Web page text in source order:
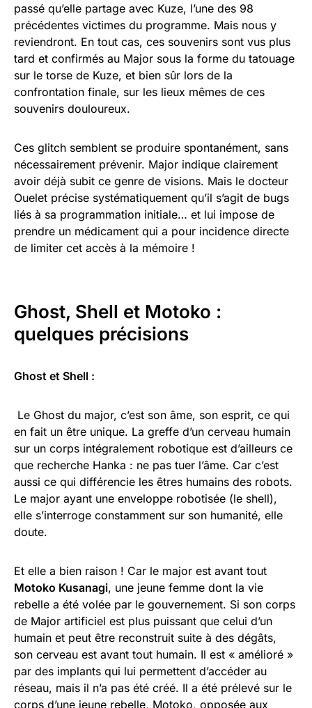
passé qu’elle partage avec Kuze, l’une des 98
précédentes victimes du programme. Mais nous y
reviendront. En tout cas, ces souvenirs sont vus plus
tard et confirmés au Major sous la forme du tatouage
sur le torse de Kuze, et bien sûr lors de la
confrontation finale, sur les lieux mêmes de ces
souvenirs douloureux.
Ces glitch semblent se produire spontanément, sans
nécessairement prévenir. Major indique clairement
avoir déjà subit ce genre de visions. Mais le docteur
Ouelet précise systématiquement qu’il s’agit de bugs
liés à sa programmation initiale… et lui impose de
prendre un médicament qui a pour incidence directe
de limiter cet accès à la mémoire !
Ghost, Shell et Motoko :
quelques précisions
Ghost et Shell :
Le Ghost du major, c’est son âme, son esprit, ce qui
en fait un être unique. La greffe d’un cerveau humain
sur un corps intégralement robotique est d’ailleurs ce
que recherche Hanka : ne pas tuer l’âme. Car c’est
aussi ce qui différencie les êtres humains des robots.
Le major ayant une enveloppe robotisée (le shell),
elle s’interroge constamment sur son humanité, elle
doute.
Et elle a bien raison ! Car le major est avant tout
Motoko Kusanagi, une jeune femme dont la vie
rebelle a été volée par le gouvernement. Si son corps
de Major artificiel est plus puissant que celui d’un
humain et peut être reconstruit suite à des dégâts,
son cerveau est avant tout humain. Il est « amélioré »
par des implants qui lui permettent d’accéder au
réseau, mais il n’a pas été créé. Il a été prélevé sur le
corps d’une jeune rebelle, Motoko, opposée aux